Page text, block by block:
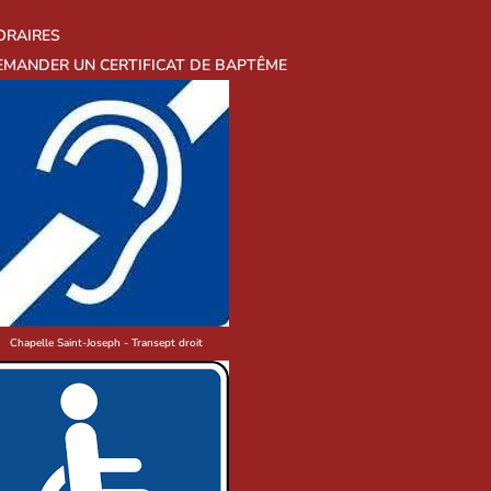
UN CERTIFICAT DE BAPTÊME
Chapelle Saint-Joseph - Transept droit